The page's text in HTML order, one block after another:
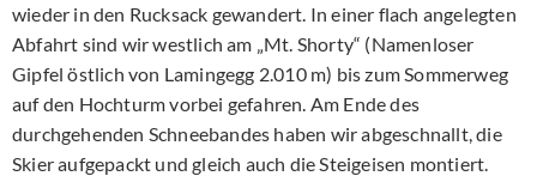
wieder in den Rucksack gewandert. In einer flach angelegten
Abfahrt sind wir westlich am „Mt. Shorty“ (Namenloser
Gipfel östlich von Lamingegg 2.010 m) bis zum Sommerweg
auf den Hochturm vorbei gefahren. Am Ende des
durchgehenden Schneebandes haben wir abgeschnallt, die
Skier aufgepackt und gleich auch die Steigeisen montiert.